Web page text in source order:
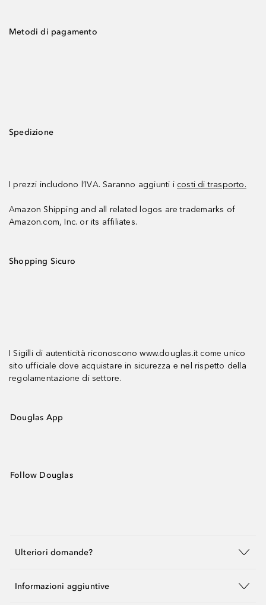
Metodi di pagamento
Spedizione
I prezzi includono l’IVA. Saranno aggiunti i costi di trasporto.
Amazon Shipping and all related logos are trademarks of
Amazon.com, Inc. or its affiliates.
Shopping Sicuro
I Sigilli di autenticità riconoscono www.douglas.it come unico
sito ufficiale dove acquistare in sicurezza e nel rispetto della
regolamentazione di settore.
Douglas App
Follow Douglas
Ulteriori domande?
Informazioni aggiuntive